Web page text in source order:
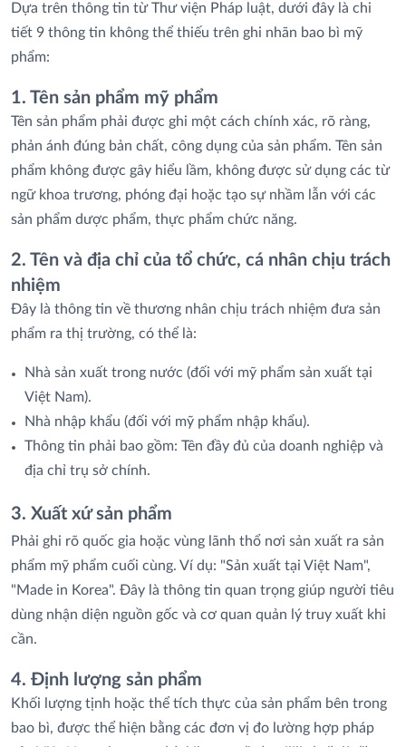
Dựa trên thông tin từ Thư viện Pháp luật, dưới đây là chi
tiết 9 thông tin không thể thiếu trên ghi nhãn bao bì mỹ
phẩm:
1. Tên sản phẩm mỹ phẩm
Tên sản phẩm phải được ghi một cách chính xác, rõ ràng,
phản ánh đúng bản chất, công dụng của sản phẩm. Tên sản
phẩm không được gây hiểu lầm, không được sử dụng các từ
ngữ khoa trương, phóng đại hoặc tạo sự nhầm lẫn với các
sản phẩm dược phẩm, thực phẩm chức năng.
2. Tên và địa chỉ của tổ chức, cá nhân chịu trách
nhiệm
Đây là thông tin về thương nhân chịu trách nhiệm đưa sản
phẩm ra thị trường, có thể là:
Nhà sản xuất trong nước (đối với mỹ phẩm sản xuất tại
Việt Nam).
Nhà nhập khẩu (đối với mỹ phẩm nhập khẩu).
Thông tin phải bao gồm: Tên đầy đủ của doanh nghiệp và
địa chỉ trụ sở chính.
3. Xuất xứ sản phẩm
Phải ghi rõ quốc gia hoặc vùng lãnh thổ nơi sản xuất ra sản
phẩm mỹ phẩm cuối cùng. Ví dụ: "Sản xuất tại Việt Nam",
"Made in Korea". Đây là thông tin quan trọng giúp người tiêu
dùng nhận diện nguồn gốc và cơ quan quản lý truy xuất khi
cần.
4. Định lượng sản phẩm
Khối lượng tịnh hoặc thể tích thực của sản phẩm bên trong
bao bì, được thể hiện bằng các đơn vị đo lường hợp pháp